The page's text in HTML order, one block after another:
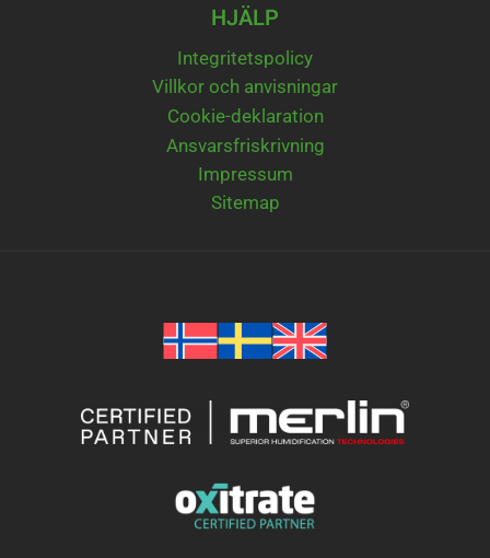
HJÄLP
Integritetspolicy
Villkor och anvisningar
Cookie-deklaration
Ansvarsfriskrivning
Impressum
Sitemap